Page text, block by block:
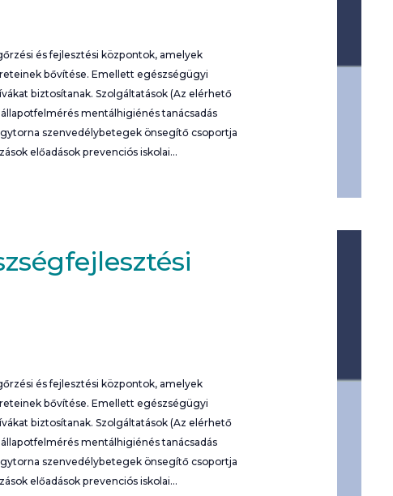
és fejlesztési központok, amelyek
bővítése. Emellett egészségügyi
biztosítanak. Szolgáltatások (Az elérhető
mentálhigiénés tanácsadás
szenvedélybetegek önsegítő csoportja
előadások prevenciós iskolai…
és fejlesztési központok, amelyek
bővítése. Emellett egészségügyi
biztosítanak. Szolgáltatások (Az elérhető
mentálhigiénés tanácsadás
szenvedélybetegek önsegítő csoportja
előadások prevenciós iskolai…